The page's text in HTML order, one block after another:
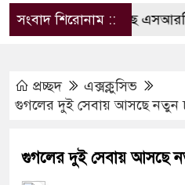
সংবাদ শিরোনাম ::
নাম বদলে আসছে এসআরবি
প্রচ্ছদ
এক্সক্লুসিভ
গুগলের দুই সেবায় আসছে নতুন
গুগলের দুই সেবায় আসছে